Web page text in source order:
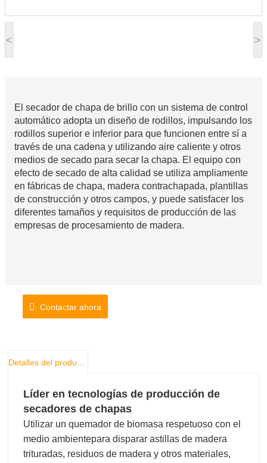
< >
El secador de chapa de brillo con un sistema de control
automático adopta un diseño de rodillos, impulsando los
rodillos superior e inferior para que funcionen entre sí a
través de una cadena y utilizando aire caliente y otros
medios de secado para secar la chapa. El equipo con
efecto de secado de alta calidad se utiliza ampliamente
en fábricas de chapa, madera contrachapada, plantillas
de construcción y otros campos, y puede satisfacer los
diferentes tamaños y requisitos de producción de las
empresas de procesamiento de madera.
Contactar ahora
Detalles del producto
Líder en tecnologías de producción de
secadores de chapas
Utilizar un quemador de biomasa respetuoso con el
medio ambientepara disparar astillas de madera
trituradas, residuos de madera y otros materiales,